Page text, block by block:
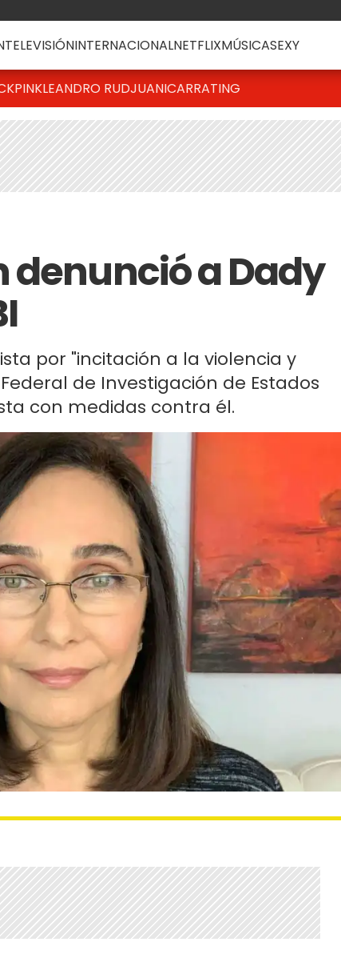
TELEVISIÓNINTERNACIONALNETFLIXMÚSICASEXY
LEANDRO RUDJUANICARRATING
denunció a Dady
por "incitación a la violencia y
de Investigación​ de Estados
con medidas contra él.